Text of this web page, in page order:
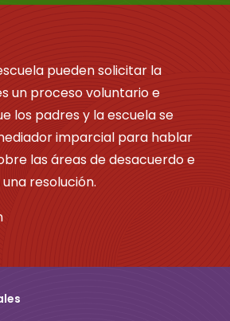
pueden solicitar la
un proceso voluntario e
los padres y la escuela se
imparcial para hablar
las áreas de desacuerdo e
resolución.